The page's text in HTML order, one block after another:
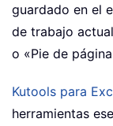
guardado en el
de trabajo
o «Pie de
Kutools para
herramientas